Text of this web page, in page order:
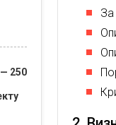
За
— 250